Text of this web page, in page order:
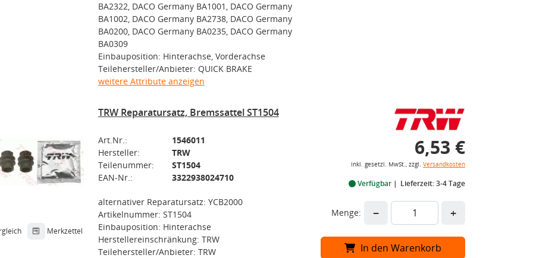
BA2322, DACO Germany BA1001, DACO Germany
BA1002, DACO Germany BA2738, DACO Germany
BA0200, DACO Germany BA0235, DACO Germany
BA0309
Einbauposition: Hinterachse, Vorderachse
Teilehersteller/Anbieter: QUICK BRAKE
weitere Attribute anzeigen
Merkzettel
TRW Reparatursatz, Bremssattel ST1504
Art.Nr.:
1546011
Hersteller:
TRW
Teilenummer:
ST1504
EAN-Nr.:
3322938024710
alternativer Reparatursatz: YCB2000
Artikelnummer: ST1504
Einbauposition: Hinterachse
Herstellereinschränkung: TRW
Teilehersteller/Anbieter: TRW
6,53 €
inkl. gesetzl. MwSt., zzgl. Versandkosten
Verfügbar Lieferzeit: 3-4 Tage
Menge: − +
In den Warenkorb